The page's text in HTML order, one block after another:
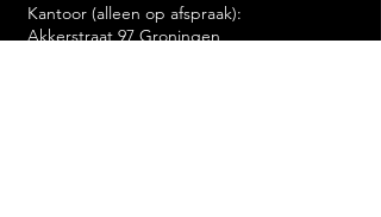
Kantoor (alleen op afspraak):
Akkerstraat 97 Groningen